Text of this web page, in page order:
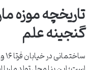
تاریخچه موزه
گنجینه علم